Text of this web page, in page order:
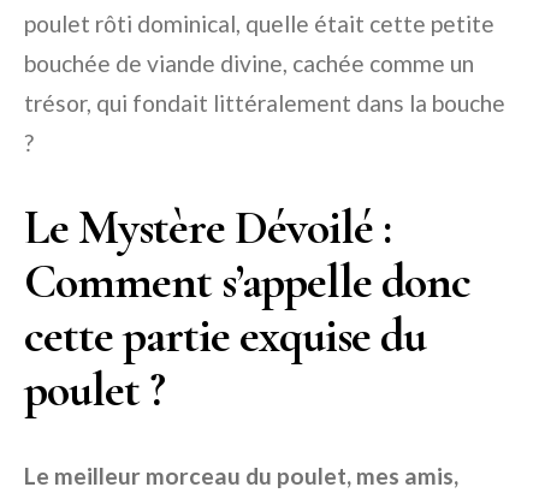
poulet rôti dominical, quelle était cette petite
bouchée de viande divine, cachée comme un
trésor, qui fondait littéralement dans la bouche
?
Le Mystère Dévoilé :
Comment s’appelle donc
cette partie exquise du
poulet ?
Le meilleur morceau du poulet, mes amis,